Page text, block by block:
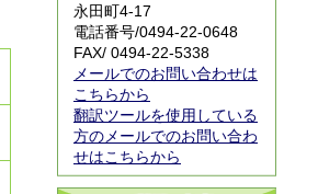
永田町4-17
電話番号/0494-22-0648
FAX/ 0494-22-5338
メールでのお問い合わせは
こちらから
翻訳ツールを使用している
方のメールでのお問い合わ
せはこちらから